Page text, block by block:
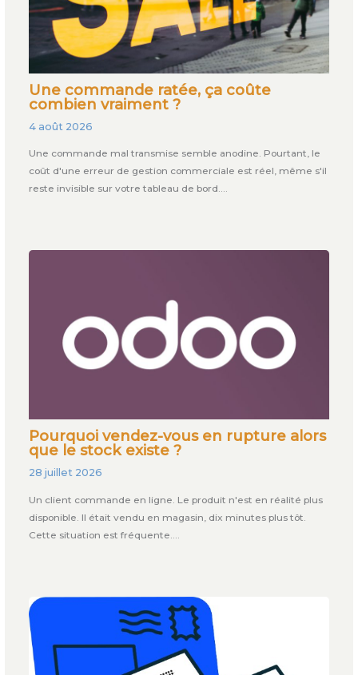
Une commande ratée, ça coûte
combien vraiment ?
4 août 2026
Une commande mal transmise semble anodine. Pourtant, le
coût d'une erreur de gestion commerciale est réel, même s'il
reste invisible sur votre tableau de bord.…
Pourquoi vendez-vous en rupture alors
que le stock existe ?
28 juillet 2026
Un client commande en ligne. Le produit n'est en réalité plus
disponible. Il était vendu en magasin, dix minutes plus tôt.
Cette situation est fréquente.…